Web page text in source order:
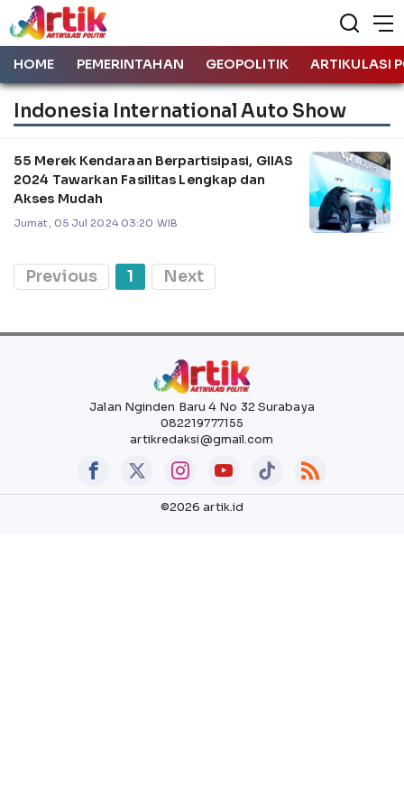
HOME PEMERINTAHAN GEOPOLITIK ARTIKULASI
Indonesia International Auto Show
55 Merek Kendaraan Berpartisipasi, GIIAS
2024 Tawarkan Fasilitas Lengkap dan
Akses Mudah
Jumat, 05 Jul 2024 03:20 WIB
Previous 1 Next
Jalan Nginden Baru 4 No 32 Surabaya
082219777155
artikredaksi@gmail.com
©2026 artik.id